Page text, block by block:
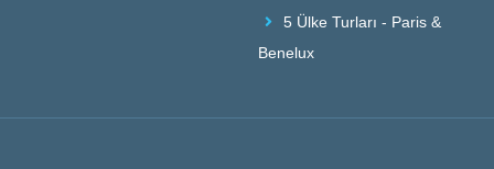
5 Ülke Turları - Paris &
Benelux